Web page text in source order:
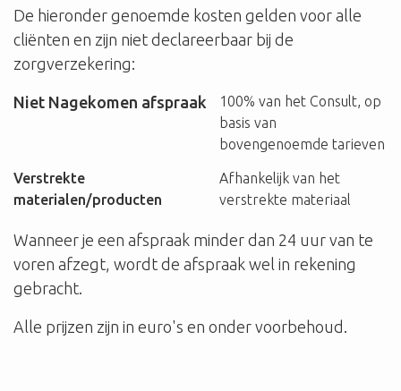
De hieronder genoemde kosten gelden voor alle
cliënten en zijn niet declareerbaar bij de
zorgverzekering:
Niet Nagekomen afspraak
100% van het Consult, op
basis van
bovengenoemde tarieven
Verstrekte
materialen/producten
Afhankelijk van het
verstrekte materiaal
Wanneer je een afspraak minder dan 24 uur van te
voren afzegt, wordt de afspraak wel in rekening
gebracht.
Alle prijzen zijn in euro's en onder voorbehoud.